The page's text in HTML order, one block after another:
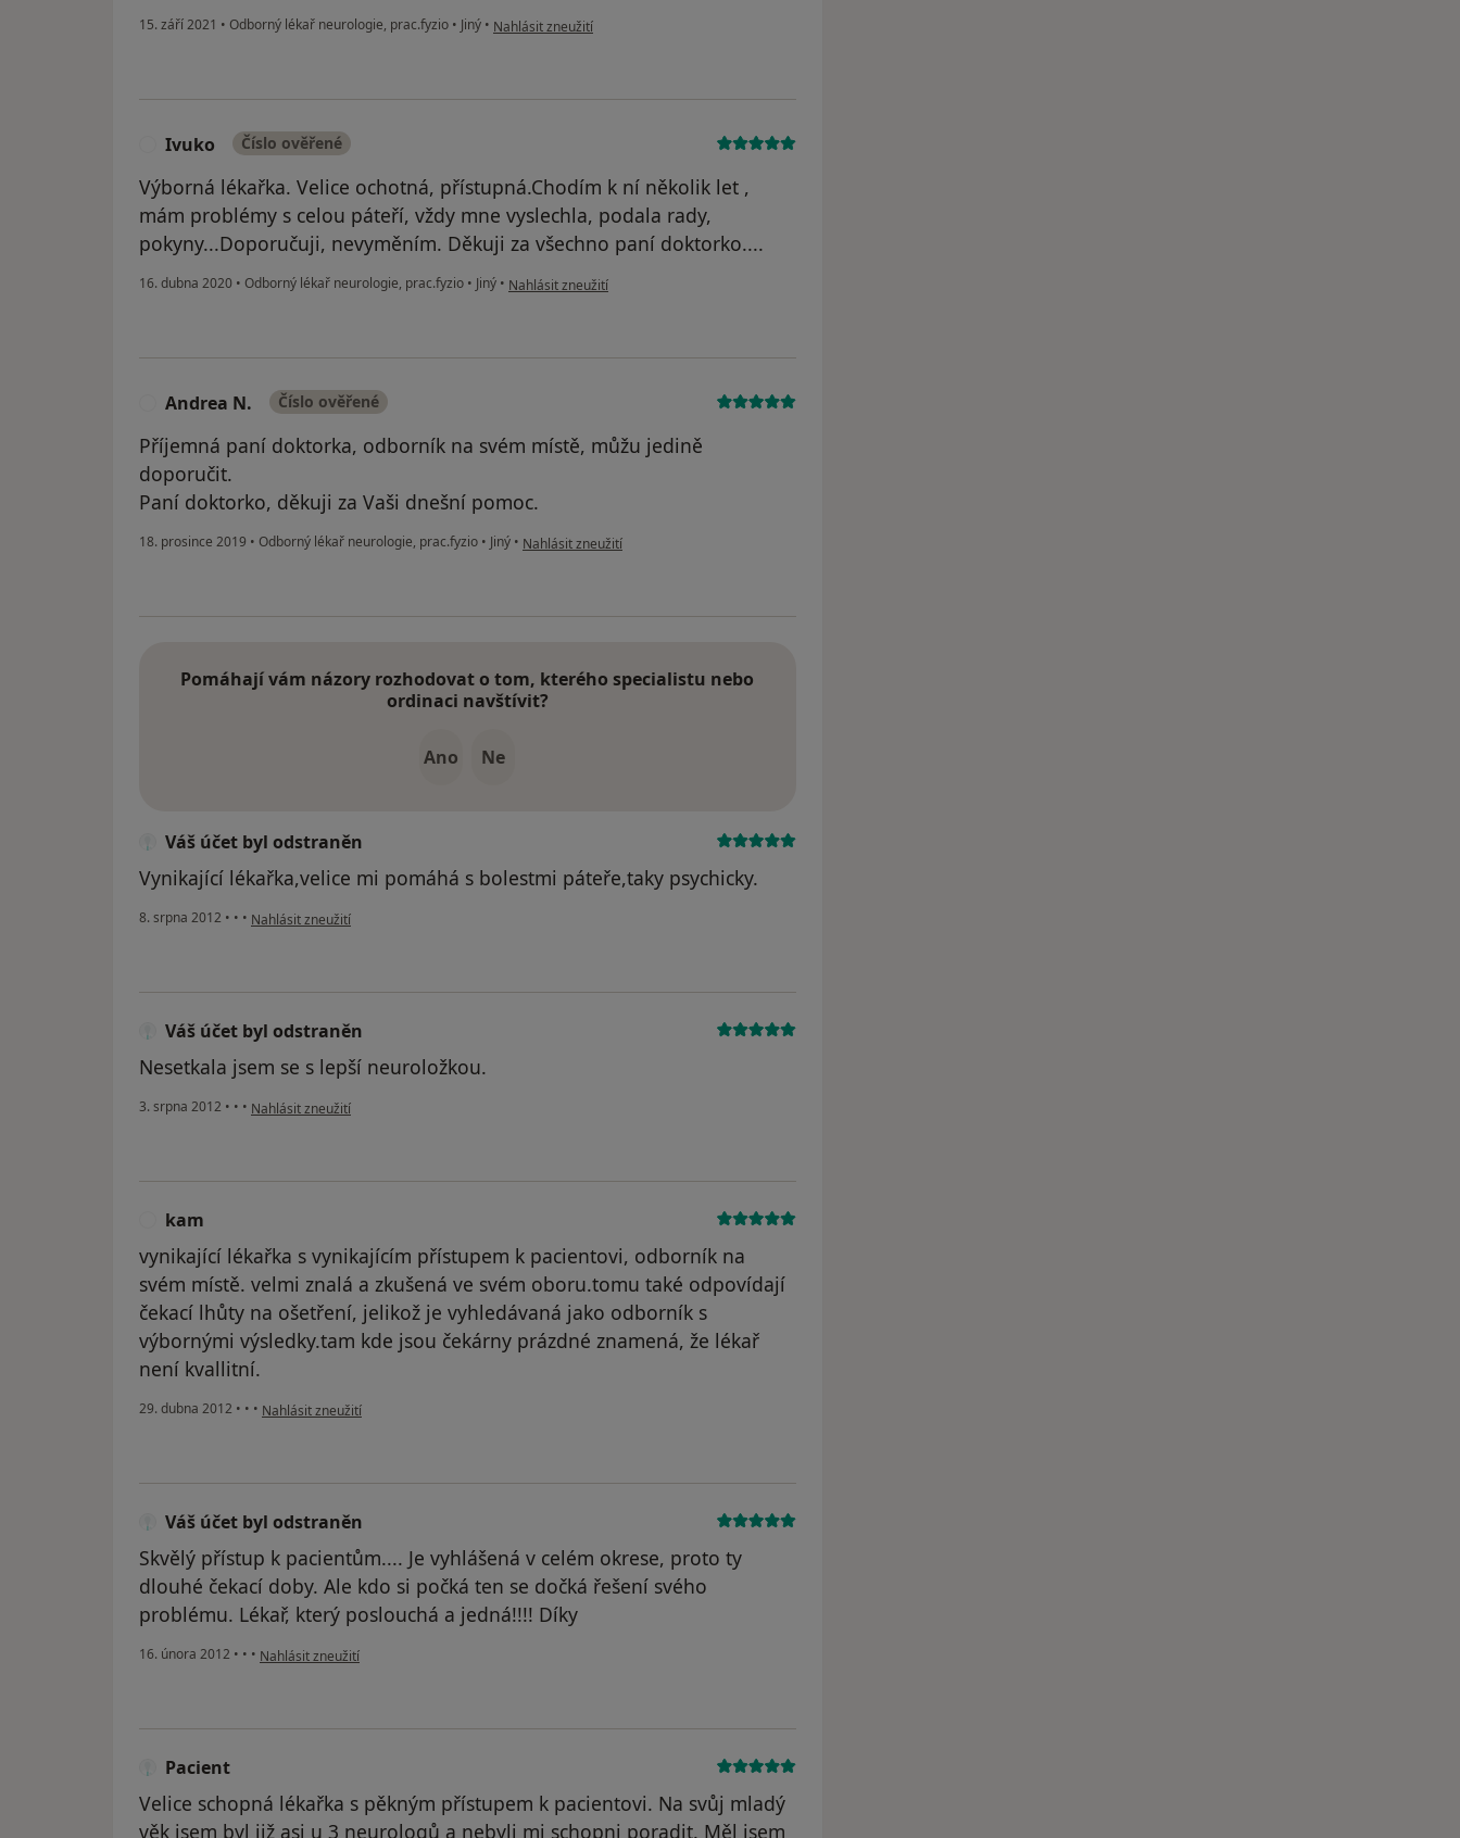
15. září 2021 • Odborný lékař neurologie, prac.fyzio • Jiný • podle názoru uživatele Vendula S.
Nahlásit zneužití
Ivuko Číslo ověřené
Výborná lékařka. Velice ochotná, přístupná.Chodím k ní několik let ,
mám problémy s celou páteří, vždy mne vyslechla, podala rady,
pokyny...Doporučuji, nevyměním. Děkuji za všechno paní doktorko....
16. dubna 2020 • Odborný lékař neurologie, prac.fyzio • Jiný • podle názoru uživatele Ivuko
Nahlásit zneužití
Andrea N. Číslo ověřené
Příjemná paní doktorka, odborník na svém místě, můžu jedině
doporučit.
Paní doktorko, děkuji za Vaši dnešní pomoc.
18. prosince 2019 • Odborný lékař neurologie, prac.fyzio • Jiný • podle názoru uživatele Andrea N.
Nahlásit zneužití
Pomáhají vám názory rozhodovat o tom, kterého specialistu nebo
ordinaci navštívit?
Ano Ne
Váš účet byl odstraněn
Vynikající lékařka,velice mi pomáhá s bolestmi páteře,taky psychicky.
8. srpna 2012 • • • podle názoru uživatele Váš účet byl odstraněn
Nahlásit zneužití
Váš účet byl odstraněn
Nesetkala jsem se s lepší neuroložkou.
3. srpna 2012 • • • podle názoru uživatele Váš účet byl odstraněn
Nahlásit zneužití
kam
vynikající lékařka s vynikajícím přístupem k pacientovi, odborník na
svém místě. velmi znalá a zkušená ve svém oboru.tomu také odpovídají
čekací lhůty na ošetření, jelikož je vyhledávaná jako odborník s
výbornými výsledky.tam kde jsou čekárny prázdné znamená, že lékař
není kvallitní.
29. dubna 2012 • • • podle názoru uživatele kam
Nahlásit zneužití
Váš účet byl odstraněn
Skvělý přístup k pacientům.... Je vyhlášená v celém okrese, proto ty
dlouhé čekací doby. Ale kdo si počká ten se dočká řešení svého
problému. Lékař, který poslouchá a jedná!!!! Díky
16. února 2012 • • • podle názoru uživatele Váš účet byl odstraněn
Nahlásit zneužití
Pacient
Velice schopná lékařka s pěkným přístupem k pacientovi. Na svůj mladý
věk jsem byl již asi u 3 neurologů a nebyli mi schopni poradit. Měl jsem